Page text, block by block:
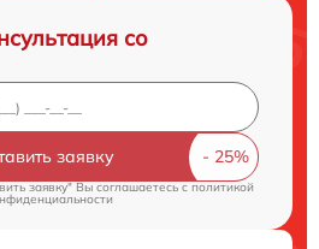
со
заявку
заявку" Вы соглашаетесь c политикой